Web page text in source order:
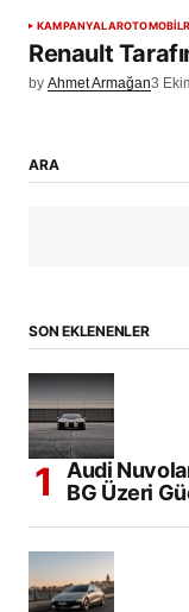
KAMPANYALAROTOMOBİL
Renault
by Ahmet Armağan3
ARA
SON EKLENENLER
Audi
BG Üzeri